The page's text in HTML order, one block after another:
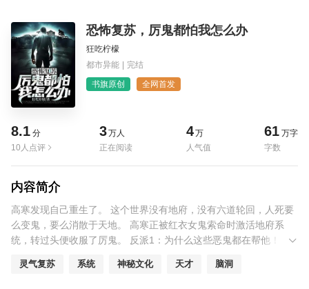
恐怖复苏，厉鬼都怕我怎么办
狂吃柠檬
都市异能 | 完结
书旗原创 全网首发
8.1 分
10人点评
3万人
正在阅读
4万
人气值
61 万字
字数
内容简介
高寒发现自己重生了。 这个世界没有地府，没有六道轮回，人死要
么变鬼，要么消散于天地。 高寒正被红衣女鬼索命时激活地府系
统，转过头便收服了厉鬼。 反派1：为什么这些恶鬼都在帮他！ 反
了一条收服众鬼，建立地府，君凌天下的道路。
灵气复苏 系统 神秘文化 天才 脑洞